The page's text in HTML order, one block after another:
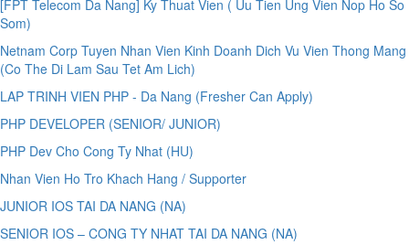
[FPT Telecom Da Nang] Ky Thuat Vien ( Uu Tien Ung Vien Nop Ho So
Som)
Netnam Corp Tuyen Nhan Vien Kinh Doanh Dich Vu Vien Thong Mang
(Co The Di Lam Sau Tet Am Lich)
LAP TRINH VIEN PHP - Da Nang (Fresher Can Apply)
PHP DEVELOPER (SENIOR/ JUNIOR)
PHP Dev Cho Cong Ty Nhat (HU)
Nhan Vien Ho Tro Khach Hang / Supporter
JUNIOR IOS TAI DA NANG (NA)
SENIOR IOS – CONG TY NHAT TAI DA NANG (NA)